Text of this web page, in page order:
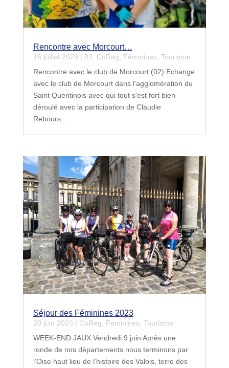
Rencontre avec Morcourt…
16 juillet 2023 | 02 CoReg Féminines Tourisme
Rencontre avec le club de Morcourt (02) Echange
avec le club de Morcourt dans l'agglomération du
Saint Quentinois avec qui tout s'est fort bien
déroulé avec la participation de Claudie
Rebours...
Séjour des Féminines 2023
20 juin 2023 | CoReg Féminines Tourisme
WEEK-END JAUX Vendredi 9 juin Après une
ronde de nos départements nous terminons par
l’Oise haut lieu de l’histoire des Valois, terre des